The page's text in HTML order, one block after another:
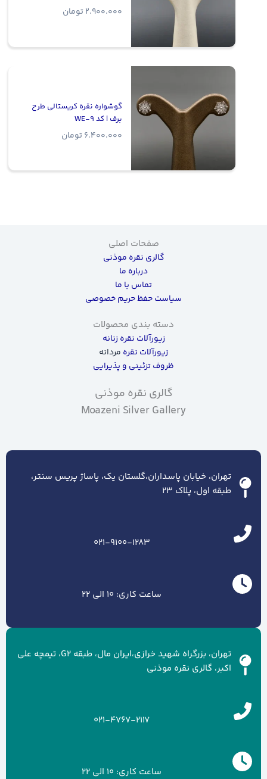
2.900.000 تومان
گوشواره نقره کریستالی طرح
برف | کد WE-9
6.400.000 تومان
صفحات اصلی
گالری نقره موذنی
درباره ما
تماس با ما
سیاست حفظ حریم خصوصی
دسته بندی محصولات
زیورآلات نقره زنانه
زیورآلات نقره مردانه
ظروف تزئینی و پذیرایی
گالری نقره موذنی
Moazeni Silver Gallery
تهران، خیابان پاسداران،گلستان یک، پاساژ پریس سنتر،
طبقه اول، پلاک ۲۳
021-9100-1283
ساعت کاری: 10 الی 22
تهران، بزرگراه شهید خرازی،ایران مال، طبقه G2، تیمچه علی
اکبر، گالری نقره موذنی
021-4767-2117
ساعت کاری: 10 الی 22